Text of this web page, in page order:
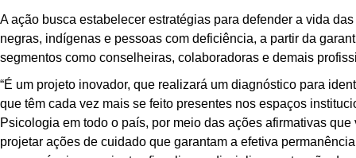
A ação busca estabelecer estratégias para defender a vida
negras, indígenas e pessoas com deficiência, a partir da
segmentos como conselheiras, colaboradoras e demais
“É um projeto inovador, que realizará um diagnóstico para
que têm cada vez mais se feito presentes nos espaços
Psicologia em todo o país, por meio das ações afirmativas
projetar ações de cuidado que garantam a efetiva